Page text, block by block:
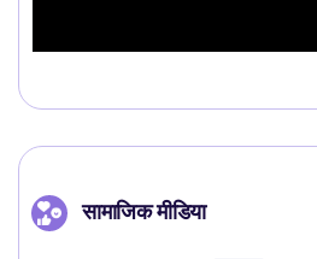
सामाजिक मीडिया